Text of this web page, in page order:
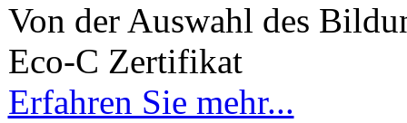
Von der Auswahl des
Eco-C Zertifikat
Erfahren Sie mehr...